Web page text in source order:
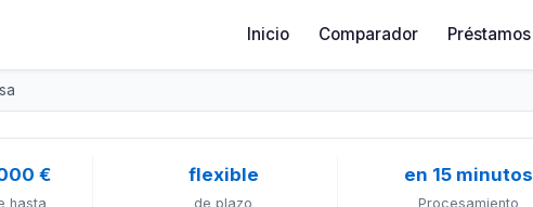
Inicio Comparador Préstamos
€
hasta
flexible
de plazo
en 15 minutos
Procesamiento